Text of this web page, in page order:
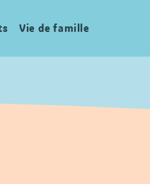
Vie de famille